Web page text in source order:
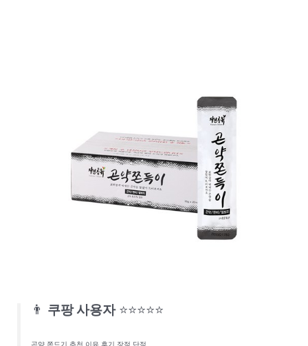
👨 쿠팡 사용자 ⭐⭐⭐⭐⭐